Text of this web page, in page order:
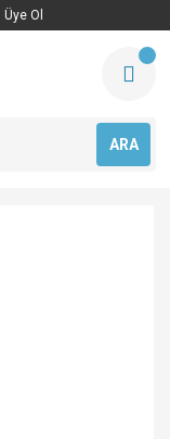
Üye Ol
ARA